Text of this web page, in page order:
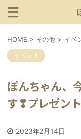
HOME > その他 > イベ
イベント
ぽんちゃん、
す❣プレゼント
2023年2月14日